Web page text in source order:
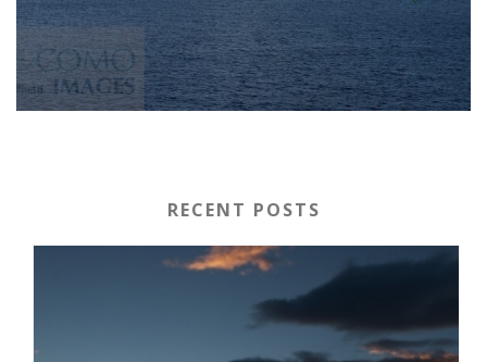
RECENT POSTS